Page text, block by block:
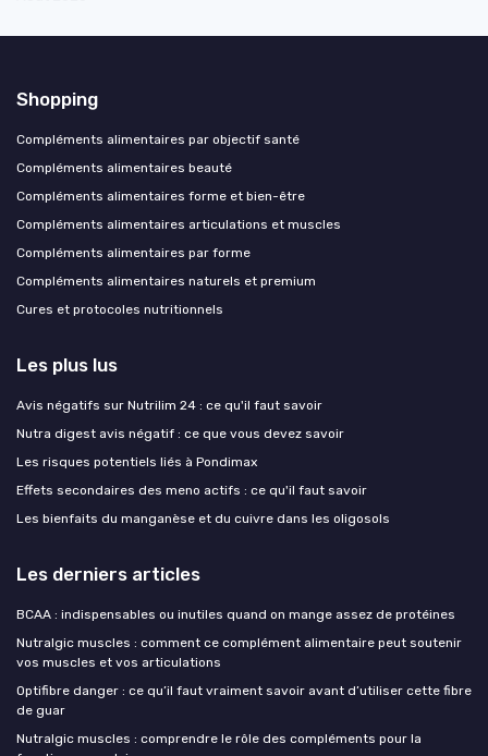
Shopping
Compléments alimentaires par objectif santé
Compléments alimentaires beauté
Compléments alimentaires forme et bien-être
Compléments alimentaires articulations et muscles
Compléments alimentaires par forme
Compléments alimentaires naturels et premium
Cures et protocoles nutritionnels
Les plus lus
Avis négatifs sur Nutrilim 24 : ce qu'il faut savoir
Nutra digest avis négatif : ce que vous devez savoir
Les risques potentiels liés à Pondimax
Effets secondaires des meno actifs : ce qu'il faut savoir
Les bienfaits du manganèse et du cuivre dans les oligosols
Les derniers articles
BCAA : indispensables ou inutiles quand on mange assez de protéines
Nutralgic muscles : comment ce complément alimentaire peut soutenir
vos muscles et vos articulations
Optifibre danger : ce qu’il faut vraiment savoir avant d’utiliser cette fibre
de guar
Nutralgic muscles : comprendre le rôle des compléments pour la